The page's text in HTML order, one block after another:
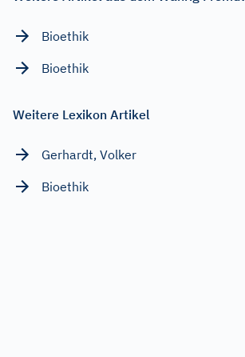
Bioethik
Bioethik
Weitere Lexikon Artikel
Gerhardt, Volker
Bioethik